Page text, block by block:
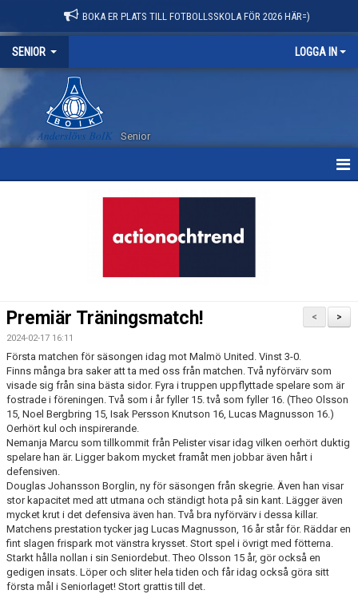
BOKA ER PLATS TILL FOTBOLLSSKOLA FÖR 2026 HÄR=)
SENIOR LOGGA IN
Senior
TRUPPEN
BILDGALLERI
DOKUMENT
KONTAKT
>
<
Premiär Träningsmatch!
2024-02-17 16:11
Första matchen för säsongen idag mot Malmö United. Vinst 3-0.
Finns många bra saker att ta med oss från matchen. Två nyförvärv som
visade sig från sina bästa sidor. Fyra i truppen uppflyttade spelare som är
fostrade i föreningen. Två som i år fyller 15. två som fyller 16. (Theo Olsson
15, Noel Bergbring 15, Isak Persson Knutson 16, Lucas Magnusson 16.)
Oerhört kul och inspirerande.
Nemanja Marcu som tillkommit från Pelister visar idag vilken oerhört duktig
spelare han är. Ligger bakom mycket framåt men jobbar även hårt i
defensiven.
Douglas Johansson Borglin, ny för säsongen från skegrie. Även han visar
stor kapacitet med att utmana och ständigt hota på sin kant. Lägger även
mycket krut i det defensiva även han. Två bra nyförvärv i dessa killar.
Matchens prestation tycker jag Lucas Magnusson, 16 år står för. Räddar en
fint slagen frispark mot vänstra krysset. Stort spel i övrigt med fötterna.
Starkt hålla nollan i sin Seniordebut. Theo Olsson 15 år, gör också en
gedigen insats. Löper och sliter hela tiden och får idag också göra sitt
första mål i Seniorlaget! Stort grattis till det.